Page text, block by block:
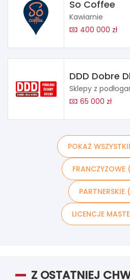
So Coffee
Kawiarnie
400 000 zł
DDD Dobre
Sklepy z
65 000 zł
POKAŻ
PARTNERSKIE
LICENCJE
Z OSTATNIEJ